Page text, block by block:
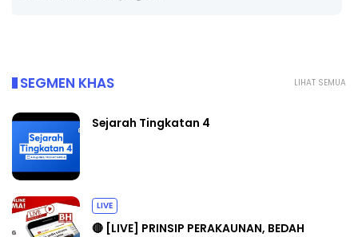
LIHAT SEMUA
SEGMEN KHAS
Sejarah Tingkatan 4
LIVE
🔴 [LIVE] PRINSIP PERAKAUNAN, BEDAH